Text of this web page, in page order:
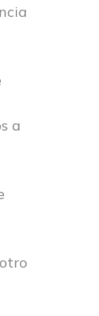
a